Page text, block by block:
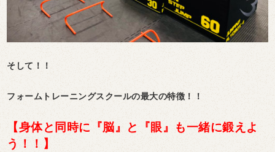
そして！！
フォームトレーニングスクールの最大の特徴！！
【身体と同時に『脳』と『眼』も一緒に鍛えよ
う！！】